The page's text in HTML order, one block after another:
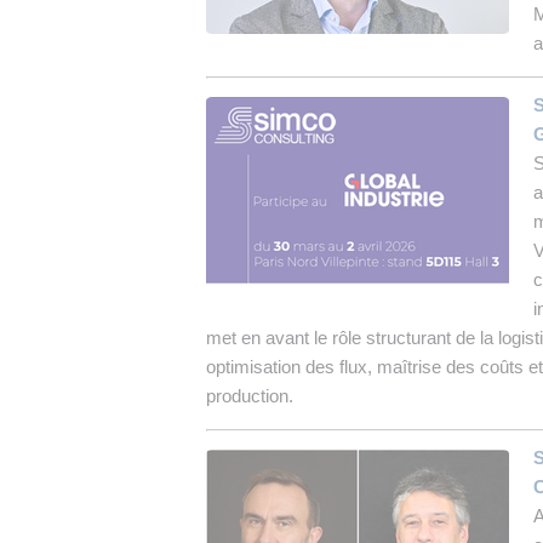
met en avant le rôle structurant de la
optimisation des flux, maîtrise des coûts
production.